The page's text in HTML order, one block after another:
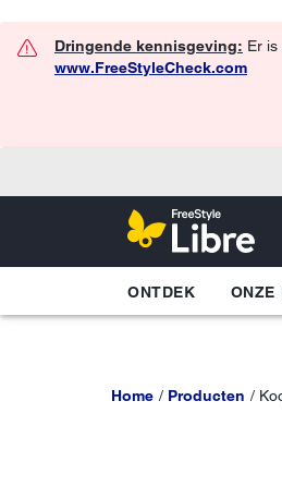
Dringende kennisgeving: Er
www.FreeStyleCheck.com
ONTDEK ONZE
Home Producten